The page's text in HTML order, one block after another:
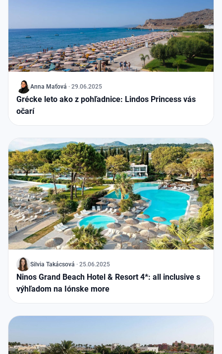
J Anna Maťová · 29.06.2025
Grécke leto ako z pohľadnice: Lindos Princess vás
očarí
J Silvia Takácsová · 25.06.2025
Ninos Grand Beach Hotel & Resort 4*: all inclusive s
výhľadom na Iónske more